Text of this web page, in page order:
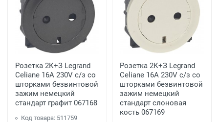
Розетка 2К+З Legrand
Celiane 16A 230V с/з со
шторками безвинтовой
зажим немецкий
стандарт графит 067168
Код товара: 511759
Розетка 2К+З Legrand
Celiane 16A 230V с/з со
шторками безвинтовой
зажим немецкий
стандарт слоновая
кость 067169